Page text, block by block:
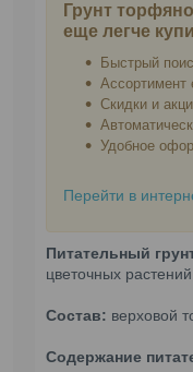
Грунт
еще легче
Быстрый
Скидки и
Удобное
Перейти в
Питательный
цветочных
Состав: верховой
Содержание